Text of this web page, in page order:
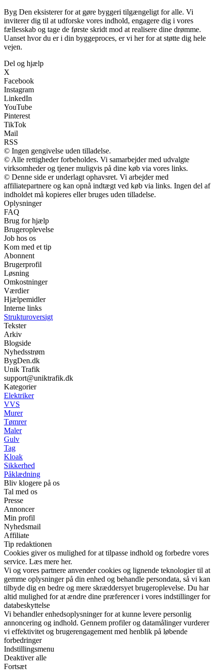
Byg Den eksisterer for at gøre byggeri tilgængeligt for alle. Vi
inviterer dig til at udforske vores indhold, engagere dig i vores
fællesskab og tage de første skridt mod at realisere dine drømme.
Uanset hvor du er i din byggeproces, er vi her for at støtte dig hele
vejen.
Del og hjælp
X
Facebook
Instagram
LinkedIn
YouTube
Pinterest
TikTok
Mail
RSS
© Ingen gengivelse uden tilladelse.
© Alle rettigheder forbeholdes. Vi samarbejder med udvalgte
virksomheder og tjener muligvis på dine køb via vores links.
© Denne side er underlagt ophavsret. Vi arbejder med
affiliatepartnere og kan opnå indtægt ved køb via links. Ingen del af
indholdet må kopieres eller bruges uden tilladelse.
Oplysninger
FAQ
Brug for hjælp
Brugeroplevelse
Job hos os
Kom med et tip
Abonnent
Brugerprofil
Løsning
Omkostninger
Værdier
Hjælpemidler
Interne links
Strukturoversigt
Tekster
Arkiv
Blogside
Nyhedsstrøm
BygDen.dk
Unik Trafik
support@uniktrafik.dk
Kategorier
Elektriker
VVS
Murer
Tømrer
Maler
Gulv
Tag
Kloak
Sikkerhed
Påklædning
Bliv klogere på os
Tal med os
Presse
Annoncer
Min profil
Nyhedsmail
Affiliate
Tip redaktionen
Cookies giver os mulighed for at tilpasse indhold og forbedre vores
service. Læs mere her.
Vi og vores partnere anvender cookies og lignende teknologier til at
gemme oplysninger på din enhed og behandle persondata, så vi kan
tilbyde dig en bedre og mere skræddersyet brugeroplevelse. Du har
altid mulighed for at ændre dine præferencer i vores indstillinger for
databeskyttelse
Vi behandler enhedsoplysninger for at kunne levere personlig
annoncering og indhold. Gennem profiler og datamålinger vurderer
vi effektivitet og brugerengagement med henblik på løbende
forbedringer
Indstillingsmenu
Deaktiver alle
Fortsæt